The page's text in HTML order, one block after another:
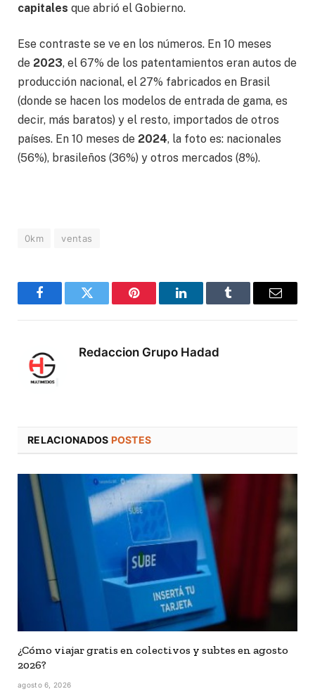
capitales que abrió el Gobierno.
Ese contraste se ve en los números. En 10 meses
de 2023, el 67% de los patentamientos eran autos de
producción nacional, el 27% fabricados en Brasil
(donde se hacen los modelos de entrada de gama, es
decir, más baratos) y el resto, importados de otros
países. En 10 meses de 2024, la foto es: nacionales
(56%), brasileños (36%) y otros mercados (8%).
0km ventas
FacebookTwitter Pinterest LinkedInTumblr
Correo
Redaccion Grupo Hadad
RELACIONADOS POSTES
¿Cómo viajar gratis en colectivos y subtes en agosto
2026?
agosto 6, 2026